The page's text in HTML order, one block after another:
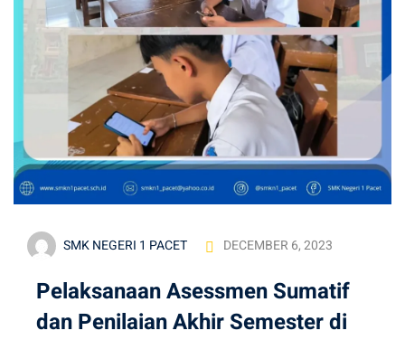
SMK NEGERI 1 PACET DECEMBER 6, 2023
Pelaksanaan Asessmen Sumatif
dan Penilaian Akhir Semester di